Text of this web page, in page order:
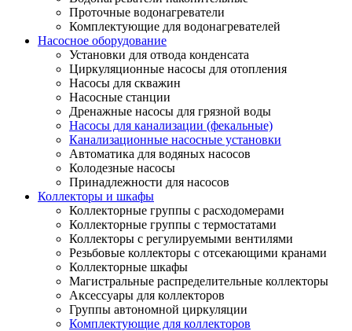
Проточные водонагреватели
Комплектующие для водонагревателей
Насосное оборудование
Установки для отвода конденсата
Циркуляционные насосы для отопления
Насосы для скважин
Насосные станции
Дренажные насосы для грязной воды
Насосы для канализации (фекальные)
Канализационные насосные установки
Автоматика для водяных насосов
Колодезные насосы
Принадлежности для насосов
Коллекторы и шкафы
Коллекторные группы с расходомерами
Коллекторные группы с термостатами
Коллекторы с регулируемыми вентилями
Резьбовые коллекторы с отсекающими кранами
Коллекторные шкафы
Магистральные распределительные коллекторы
Аксессуары для коллекторов
Группы автономной циркуляции
Комплектующие для коллекторов